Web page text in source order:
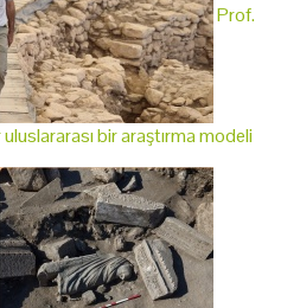
Prof.
bir araştırma modeli